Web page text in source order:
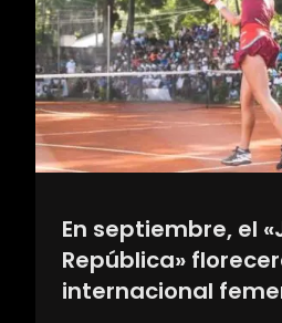
En septiembre, el
República»
internacional